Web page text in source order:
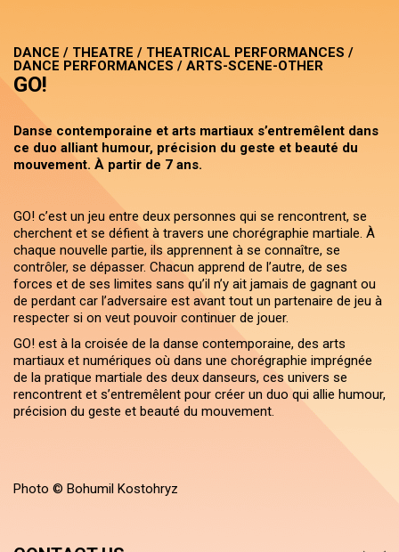
DANCE / THEATRE / THEATRICAL PERFORMANCES /
DANCE PERFORMANCES / ARTS-SCENE-OTHER
GO!
Danse contemporaine et arts martiaux s’entremêlent dans
ce duo alliant humour, précision du geste et beauté du
mouvement. À partir de 7 ans.
GO! c’est un jeu entre deux personnes qui se rencontrent, se
cherchent et se défient à travers une chorégraphie martiale. À
chaque nouvelle partie, ils apprennent à se connaître, se
contrôler, se dépasser. Chacun apprend de l’autre, de ses
forces et de ses limites sans qu’il n’y ait jamais de gagnant ou
de perdant car l’adversaire est avant tout un partenaire de jeu à
respecter si on veut pouvoir continuer de jouer.
GO! est à la croisée de la danse contemporaine, des arts
martiaux et numériques où dans une chorégraphie imprégnée
de la pratique martiale des deux danseurs, ces univers se
rencontrent et s’entremêlent pour créer un duo qui allie humour,
précision du geste et beauté du mouvement.
Photo © Bohumil Kostohryz